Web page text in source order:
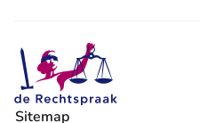
Sitemap